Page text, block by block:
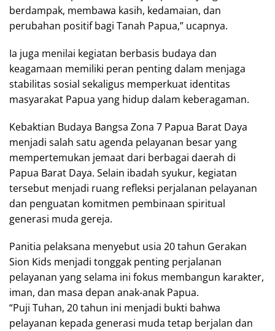
berdampak, membawa kasih, kedamaian, dan
perubahan positif bagi Tanah Papua,” ucapnya.
Ia juga menilai kegiatan berbasis budaya dan
keagamaan memiliki peran penting dalam menjaga
stabilitas sosial sekaligus memperkuat identitas
masyarakat Papua yang hidup dalam keberagaman.
Kebaktian Budaya Bangsa Zona 7 Papua Barat Daya
menjadi salah satu agenda pelayanan besar yang
mempertemukan jemaat dari berbagai daerah di
Papua Barat Daya. Selain ibadah syukur, kegiatan
tersebut menjadi ruang refleksi perjalanan pelayanan
dan penguatan komitmen pembinaan spiritual
generasi muda gereja.
Panitia pelaksana menyebut usia 20 tahun Gerakan
Sion Kids menjadi tonggak penting perjalanan
pelayanan yang selama ini fokus membangun karakter,
iman, dan masa depan anak-anak Papua.
“Puji Tuhan, 20 tahun ini menjadi bukti bahwa
pelayanan kepada generasi muda tetap berjalan dan